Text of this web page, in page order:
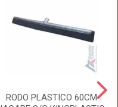
RODO PLASTICO 60CM